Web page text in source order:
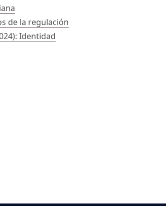
de la regulación
Identidad